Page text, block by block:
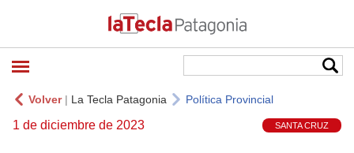
Volver| La Tecla Patagonia Política Provincial
1 de diciembre de 2023 SANTA CRUZ